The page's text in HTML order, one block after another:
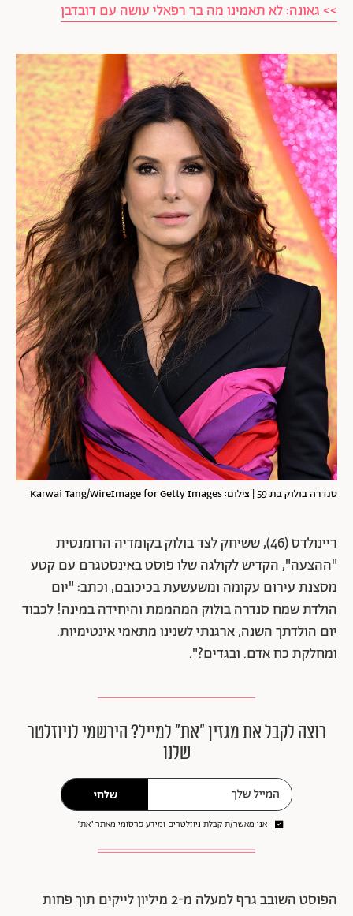
>> גאונה: לא תאמינו מה בר רפאלי עושה עם דובדבן
סנדרה בולוק בת 59 | צילום: Karwai Tang/WireImage for Getty Images
ריינולדס (46), ששיחק לצד בולוק בקומדיה הרומנטית
"ההצעה", הקדיש לקולגה שלו פוסט באינסטגרם עם קטע
מסצנת עירום עקומה ומשעשעת בכיכובם, וכתב: "יום
הולדת שמח סנדרה בולוק המהממת והיחידה במינה! לכבוד
יום הולדתך השנה, ארגנתי לשנינו מתאמי אינטימיות.
ומחלקת כח אדם. ובגדים?".
רוצה לקבל את מגזין ״את״ למייל? הירשמי לניוזלטר
שלנו
שלחי
אני מאשר/ת קבלת ניוזלטרים ומידע פרסומי מאתר ״את״
הפוסט השובב גרף למעלה מ-2 מיליון לייקים תוך פחות